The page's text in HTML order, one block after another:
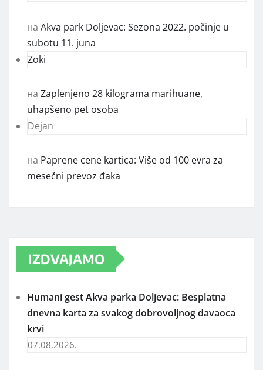
на Akva park Doljevac: Sezona 2022. počinje u
subotu 11. juna
Zoki
на Zaplenjeno 28 kilograma marihuane,
uhapšeno pet osoba
Dejan
на Paprene cene kartica: Više od 100 evra za
mesečni prevoz đaka
IZDVAJAMO
Humani gest Akva parka Doljevac: Besplatna
dnevna karta za svakog dobrovoljnog davaoca
krvi
07.08.2026.